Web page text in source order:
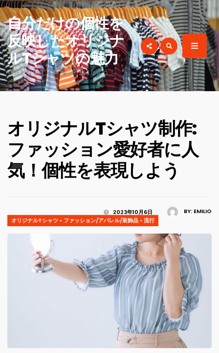
for:
自分だけの個性を
反映したオリジナ
ルTシャツの魅力
存在しないオリジナルを手にしよう！
オリジナルTシャツ制作:
ファッション愛好者に人
気！個性を表現しよう
BY: EMILIO
2023年10月6日
オリジナルTシャツ • ファッション/アパレル/装飾品 • 流行